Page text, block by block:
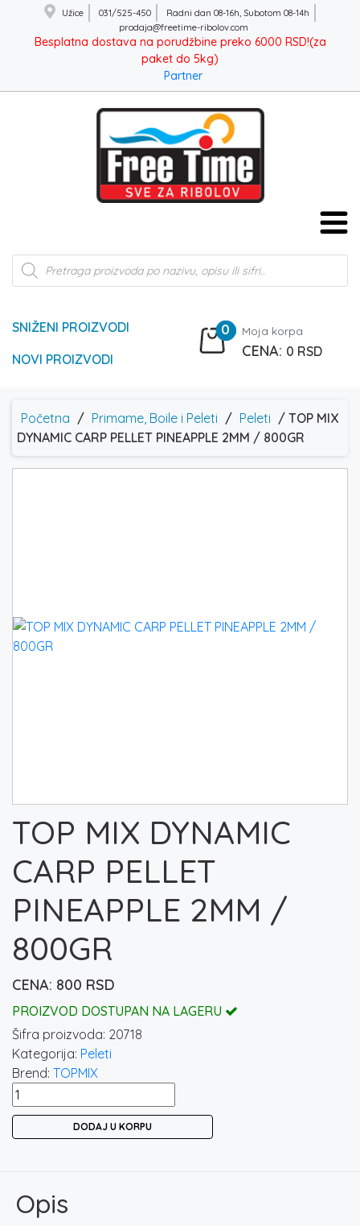
Užice 031/525-450
Radni dan 08-16h, Subotom 08-14h
prodaja@freetime-ribolov.com
Besplatna dostava na porudžbine preko 6000 RSD!(za
paket do 5kg)
Partner
Products
search
SNIŽENI PROIZVODI
NOVI PROIZVODI
0 Moja korpa
0 RSD
Početna / Primame, Boile i Peleti / Peleti / TOP MIX
DYNAMIC CARP PELLET PINEAPPLE 2MM / 800GR
TOP MIX DYNAMIC
CARP PELLET
PINEAPPLE 2MM /
800GR
800 RSD
PROIZVOD DOSTUPAN NA LAGERU
Šifra proizvoda: 20718
Kategorija: Peleti
Brend: TOPMIX
TOP
MIX
2MM
DODAJ U KORPU
Opis